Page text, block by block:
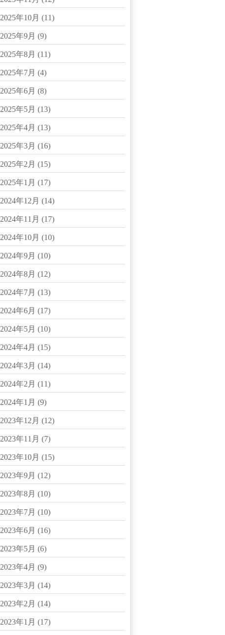
2025年10月 (11)
2025年9月 (9)
2025年8月 (11)
2025年7月 (4)
2025年6月 (8)
2025年5月 (13)
2025年4月 (13)
2025年3月 (16)
2025年2月 (15)
2025年1月 (17)
2024年12月 (14)
2024年11月 (17)
2024年10月 (10)
2024年9月 (10)
2024年8月 (12)
2024年7月 (13)
2024年6月 (17)
2024年5月 (10)
2024年4月 (15)
2024年3月 (14)
2024年2月 (11)
2024年1月 (9)
2023年12月 (12)
2023年11月 (7)
2023年10月 (15)
2023年9月 (12)
2023年8月 (10)
2023年7月 (10)
2023年6月 (16)
2023年5月 (6)
2023年4月 (9)
2023年3月 (14)
2023年2月 (14)
2023年1月 (17)